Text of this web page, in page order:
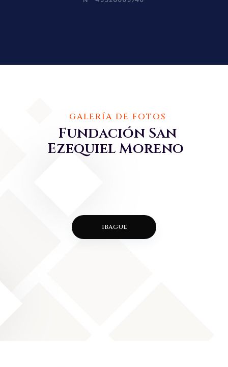
GALERÍA DE FOTOS
Fundación San
Ezequiel Moreno
ibague